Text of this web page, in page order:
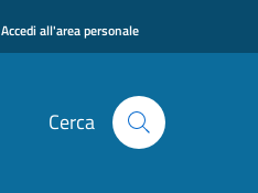
Accedi all'area personale
Cerca